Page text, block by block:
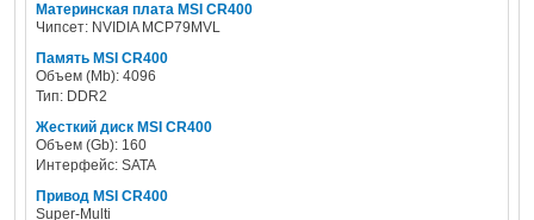
Материнская плата MSI CR400
Чипсет: NVIDIA MCP79MVL
Память MSI CR400
Объем (Mb): 4096
Тип: DDR2
Жесткий диск MSI CR400
Объем (Gb): 160
Интерфейс: SATA
Привод MSI CR400
Super-Multi